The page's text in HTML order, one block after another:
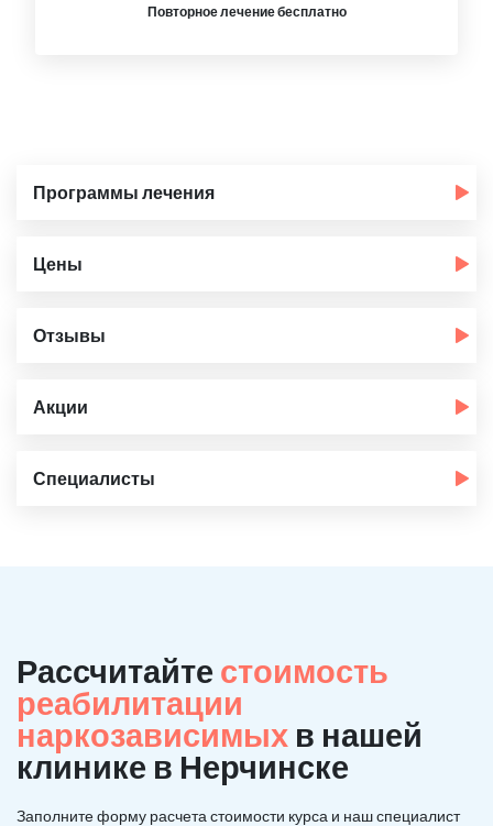
Повторное лечение бесплатно
Программы лечения
Цены
Отзывы
Акции
Специалисты
Рассчитайте стоимость
реабилитации
наркозависимых в нашей
клинике в Нерчинске
Заполните форму расчета стоимости курса и наш специалист